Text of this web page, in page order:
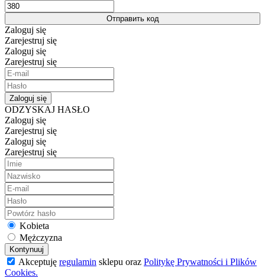
Отправить код
Zaloguj się
Zarejestruj się
Zaloguj się
Zarejestruj się
Zaloguj się
ODZYSKAJ HASŁO
Zaloguj się
Zarejestruj się
Zaloguj się
Zarejestruj się
Kobieta
Mężczyzna
Kontynuuj
Akceptuję regulamin sklepu oraz Politykę Prywatności i Plików
Cookies.